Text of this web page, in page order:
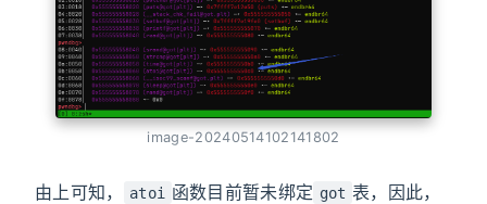
image-20240514102141802
由上可知， atoi 函数目前暂未绑定 got 表，因此，